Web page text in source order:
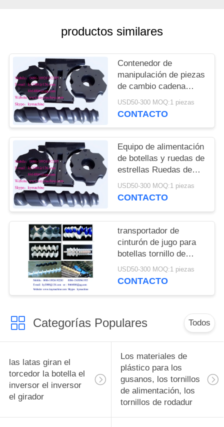
PRIVACY
POLICY
productos similares
Contenedor de
manipulación de piezas
de cambio cadena
transportadora para
cerveza línea de
alimentación China
fabricante
USD50-300 MOQ:1 piezas
CONTACTO
Equipo de alimentación
de botellas y ruedas de
estrellas Ruedas de
estrellas de plástico y
engranajes de plástico
USD50-300 MOQ:1 piezas
CONTACTO
transportador de
cinturón de jugo para
botellas tornillo de
alimentación para
botellas tornillos de
equipos de
USD50-300 MOQ:1 piezas
CONTACTO
Categorías Populares Todos
las latas giran el
torcedor la botella el
inversor el inversor
el girador
Los materiales de
plástico para los
gusanos, los tornillos
de alimentación, los
tornillos de rodadur